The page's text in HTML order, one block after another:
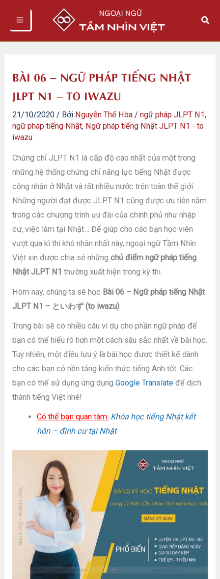
Tìm
BÀI 06 – NGỮ PHÁP TIẾNG NHẬT
JLPT N1 – TO IWAZU
21/10/2020 / Bởi Nguyễn Thế Hòa /ngữ pháp JLPT N1,
ngữ pháp tiếng Nhật, Ngữ pháp tiếng Nhật JLPT N1 - to
iwazu
Chứng chỉ JLPT N1 là cấp độ cao nhất của một trong
những hệ thống chứng chỉ năng lực tiếng Nhật được
công nhận ở Nhật và rất nhiều nước trên toàn thế giới.
Những người đạt được JLPT N1 cũng được ưu tiên nằm
trong các chương trình ưu đãi của chính phủ như nhập
cư, việc làm tại Nhật… Để giúp cho các bạn học viên
vượt qua kì thi khó nhằn nhất này, ngoại ngữ Tầm Nhìn
Việt xin được chia sẻ nhữngchủ điểm ngữ pháp tiếng
Nhật JLPT N1 thường xuất hiện trong kỳ thi.
Hôm nay, chúng ta sẽ học Bài 06 – Ngữ pháp tiếng Nhật
JLPT N1 – といわず (to iwazu)
Trong bài sẽ có nhiều câu ví dụ cho phần ngữ pháp để
bạn có thể hiểu rõ hơn một cách sâu sắc nhất về bài học.
Tuy nhiên, một điều lưu ý là bài học được thiết kế dành
cho các bạn có nền tảng kiến thức tiếng Anh tốt. Các
bạn có thể sử dụng ứng dụngGoogle Translate để dịch
thành tiếng Việt nhé!
Có thể bạn quan tâm: Khóa học tiếng Nhật kết
hôn – định cư tại Nhật